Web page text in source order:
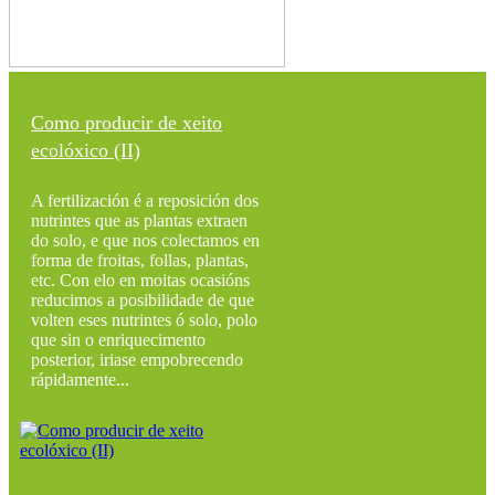
Como producir de xeito
ecolóxico (II)
A fertilización é a reposición dos
nutrintes que as plantas extraen
do solo, e que nos colectamos en
forma de froitas, follas, plantas,
etc. Con elo en moitas ocasións
reducimos a posibilidade de que
volten eses nutrintes ó solo, polo
que sin o enriquecimento
posterior, iriase empobrecendo
rápidamente...